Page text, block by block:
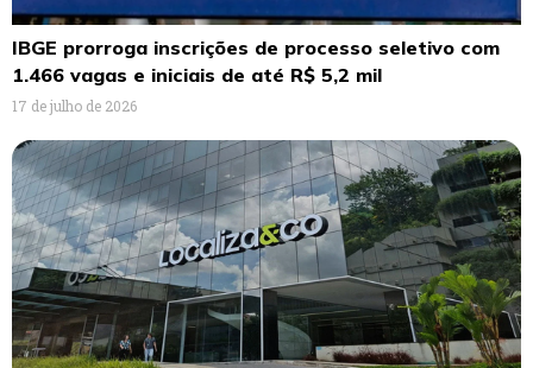
IBGE prorroga inscrições de processo seletivo com
1.466 vagas e iniciais de até R$ 5,2 mil
17 de julho de 2026